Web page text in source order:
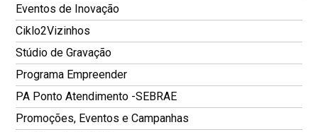
Eventos de Inovação
Ciklo2Vizinhos
Stúdio de Gravação
Programa Empreender
PA Ponto Atendimento -SEBRAE
Promoções, Eventos e Campanhas